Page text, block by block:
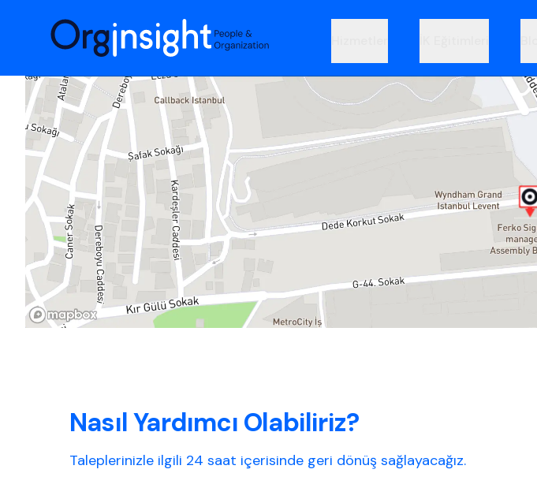
Orginsight
Nasıl Yardımcı Olabiliriz?
Taleplerinizle ilgili 24 saat içerisinde geri dönüş sağlayacağız.